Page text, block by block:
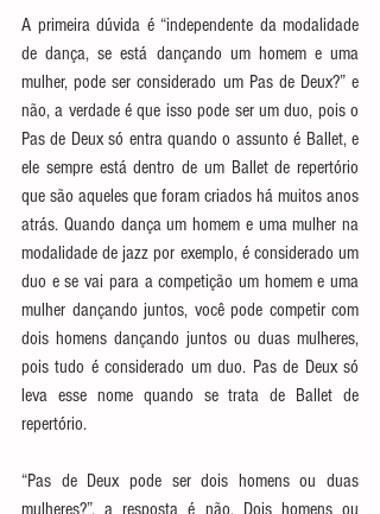
A primeira dúvida é “independente da modalidade
de dança, se está dançando um homem e uma
mulher, pode ser considerado um Pas de Deux?” e
não, a verdade é que isso pode ser um duo, pois o
Pas de Deux só entra quando o assunto é Ballet, e
ele sempre está dentro de um Ballet de repertório
que são aqueles que foram criados há muitos anos
atrás. Quando dança um homem e uma mulher na
modalidade de jazz por exemplo, é considerado um
duo e se vai para a competição um homem e uma
mulher dançando juntos, você pode competir com
dois homens dançando juntos ou duas mulheres,
pois tudo é considerado um duo. Pas de Deux só
leva esse nome quando se trata de Ballet de
repertório.
“Pas de Deux pode ser dois homens ou duas
mulheres?”, a resposta é não. Dois homens ou